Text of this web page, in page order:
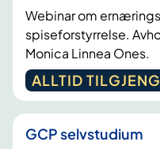
Webinar om
spiseforstyrrelse.
Monica Linnea Ones.
ALLTID
GCP selvstudium